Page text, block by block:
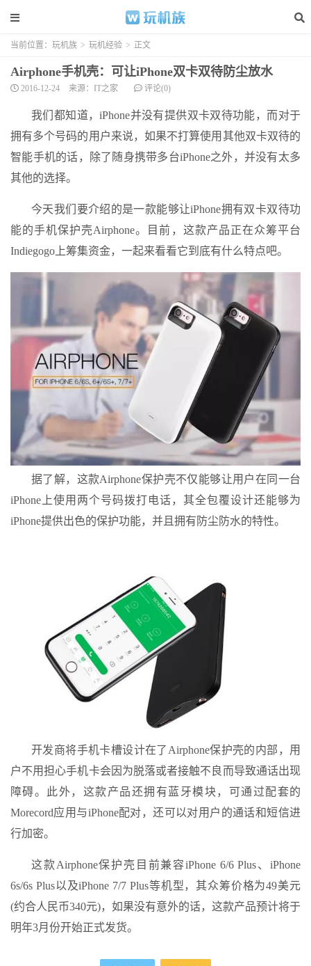
当前位置： 玩机族 > 玩机经验 > 正文
Airphone手机壳：可让iPhone双卡双待防尘放水
2016-12-24 来源：IT之家 评论(0)
我们都知道，iPhone并没有提供双卡双待功能，而对于
拥有多个号码的用户来说，如果不打算使用其他双卡双待的
智能手机的话，除了随身携带多台iPhone之外，并没有太多
其他的选择。
今天我们要介绍的是一款能够让iPhone拥有双卡双待功
能的手机保护壳Airphone。目前，这款产品正在众筹平台
Indiegogo上筹集资金，一起来看看它到底有什么特点吧。
据了解，这款Airphone保护壳不仅能够让用户在同一台
iPhone上使用两个号码拨打电话，其全包覆设计还能够为
iPhone提供出色的保护功能，并且拥有防尘防水的特性。
开发商将手机卡槽设计在了Airphone保护壳的内部，用
户不用担心手机卡会因为脱落或者接触不良而导致通话出现
障碍。此外，这款产品还拥有蓝牙模块，可通过配套的
Morecord应用与iPhone配对，还可以对用户的通话和短信进
行加密。
这款Airphone保护壳目前兼容iPhone 6/6 Plus、iPhone
6s/6s Plus以及iPhone 7/7 Plus等机型，其众筹价格为49美元
(约合人民币340元)，如果没有意外的话，这款产品预计将于
明年3月份开始正式发货。